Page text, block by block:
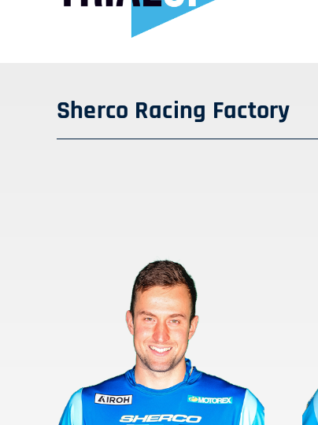
Sherco Racing Factory